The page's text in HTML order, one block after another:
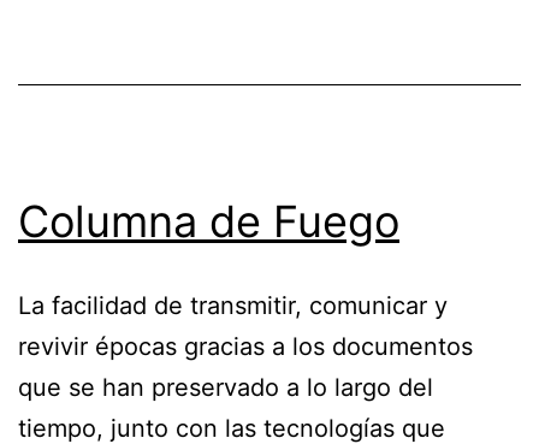
Columna de Fuego
La facilidad de transmitir, comunicar y
revivir épocas gracias a los documentos
que se han preservado a lo largo del
tiempo, junto con las tecnologías que